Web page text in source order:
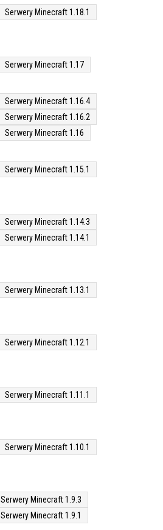
Serwery Minecraft 1.18.1
Serwery Minecraft 1.17
Serwery Minecraft 1.16.4
Serwery Minecraft 1.16.2
Serwery Minecraft 1.16
Serwery Minecraft 1.15.1
Serwery Minecraft 1.14.3
Serwery Minecraft 1.14.1
Serwery Minecraft 1.13.1
Serwery Minecraft 1.12.1
Serwery Minecraft 1.11.1
Serwery Minecraft 1.10.1
Serwery Minecraft 1.9.3
Serwery Minecraft 1.9.1